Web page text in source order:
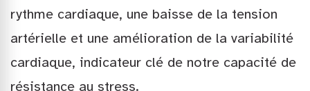
rythme cardiaque, une baisse de la tension
artérielle et une amélioration de la variabilité
cardiaque, indicateur clé de notre capacité de
résistance au stress.